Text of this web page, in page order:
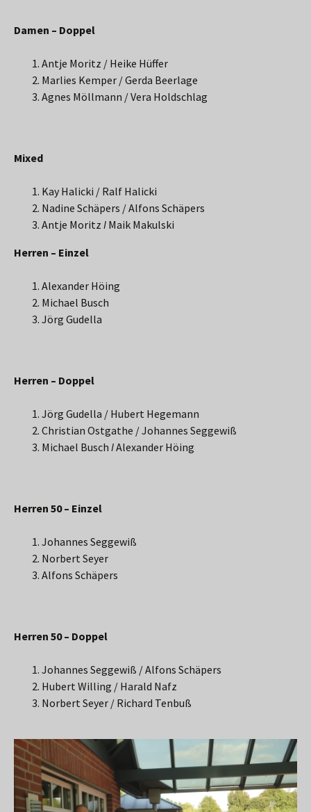
Damen – Doppel
Antje Moritz / Heike Hüffer
Marlies Kemper / Gerda Beerlage
Agnes Möllmann / Vera Holdschlag
Mixed
Kay Halicki / Ralf Halicki
Nadine Schäpers / Alfons Schäpers
Antje Moritz I Maik Makulski
Herren – Einzel
Alexander Höing
Michael Busch
Jörg Gudella
Herren – Doppel
Jörg Gudella / Hubert Hegemann
Christian Ostgathe / Johannes Seggewiß
Michael Busch IAlexander Höing
Herren 50 – Einzel
Johannes Seggewiß
Norbert Seyer
Alfons Schäpers
Herren 50 – Doppel
Johannes Seggewiß / Alfons Schäpers
Hubert Willing / Harald Nafz
Norbert Seyer / Richard Tenbuß